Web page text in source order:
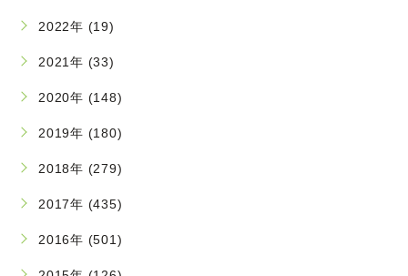
2022年 (19)
2021年 (33)
2020年 (148)
2019年 (180)
2018年 (279)
2017年 (435)
2016年 (501)